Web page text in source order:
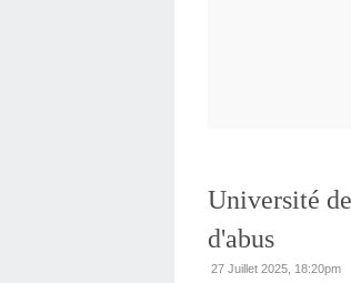
Université
d'abus
27 Juillet 2025, 18:20pm